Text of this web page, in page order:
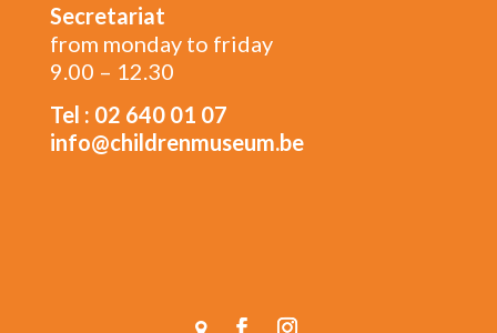
Secretariat
from monday to friday
9.00 – 12.30
Tel : 02 640 01 07
info@childrenmuseum.be